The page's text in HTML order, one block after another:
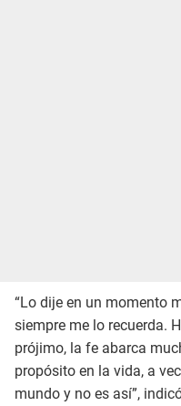
“Lo dije en un momento
siempre me lo recuerda.
prójimo, la fe abarca
propósito en la vida, a
mundo y no es así”,